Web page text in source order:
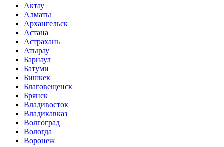
Актау
Алматы
Архангельск
Астана
Астрахань
Атырау
Барнаул
Батуми
Бишкек
Благовещенск
Брянск
Владивосток
Владикавказ
Волгоград
Вологда
Воронеж